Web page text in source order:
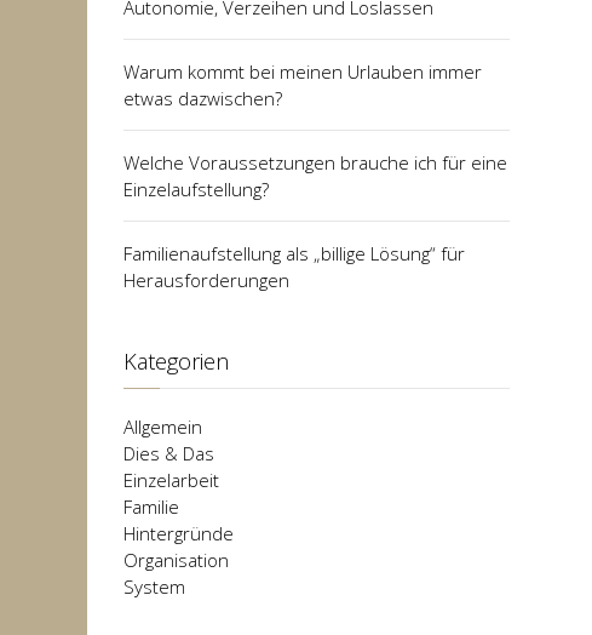
Autonomie, Verzeihen und Loslassen
Warum kommt bei meinen Urlauben immer
etwas dazwischen?
Welche Voraussetzungen brauche ich für eine
Einzelaufstellung?
Familienaufstellung als „billige Lösung“ für
Herausforderungen
Kategorien
Allgemein
Dies & Das
Einzelarbeit
Familie
Hintergründe
Organisation
System